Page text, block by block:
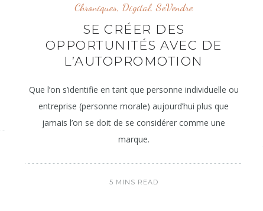
Chroniques, Digital,SeVendre
SE CRÉER DES
OPPORTUNITÉS AVEC DE
L’AUTOPROMOTION
Que l’on s’identifie en tant que personne individuelle ou
entreprise (personne morale) aujourd’hui plus que
jamais l’on se doit de se considérer comme une
marque.
5 MINS READ